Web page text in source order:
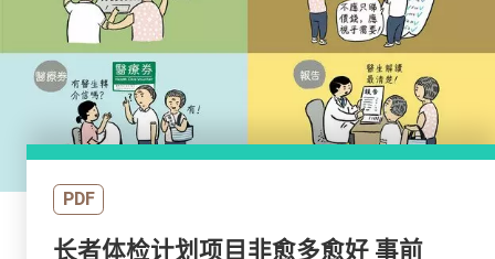
PDF
长者体检计划项目非愈多愈好 事前